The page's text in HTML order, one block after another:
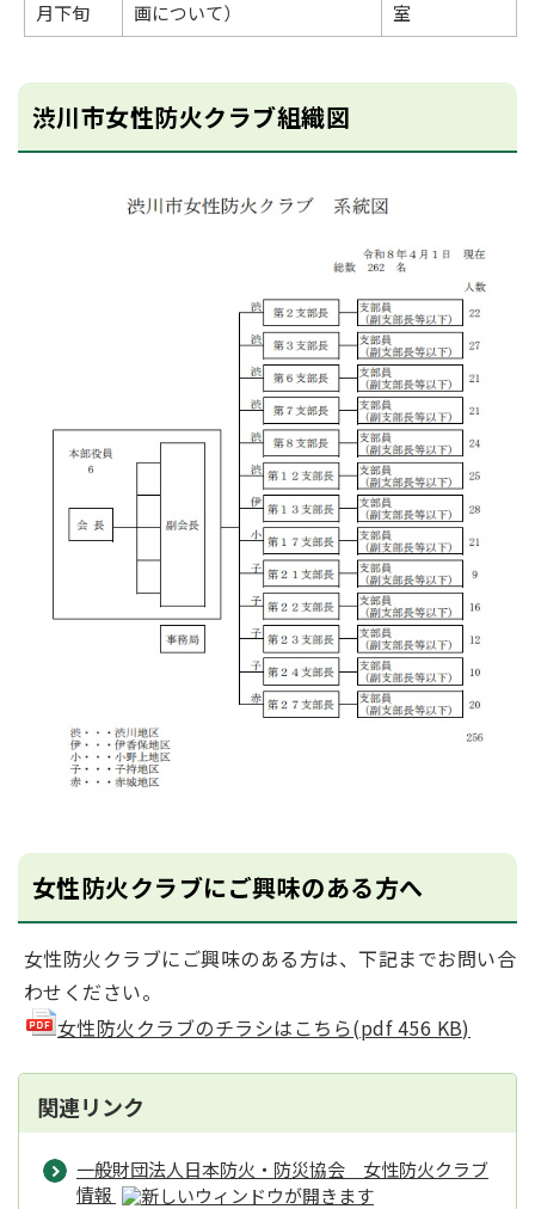
月下旬
画について）
室
渋川市女性防火クラブ組織図
女性防火クラブにご興味のある方へ
女性防火クラブにご興味のある方は、下記までお問い合
わせください。
女性防火クラブのチラシはこちら(pdf 456 KB)
関連リンク
一般財団法人日本防火・防災協会 女性防火クラブ
情報